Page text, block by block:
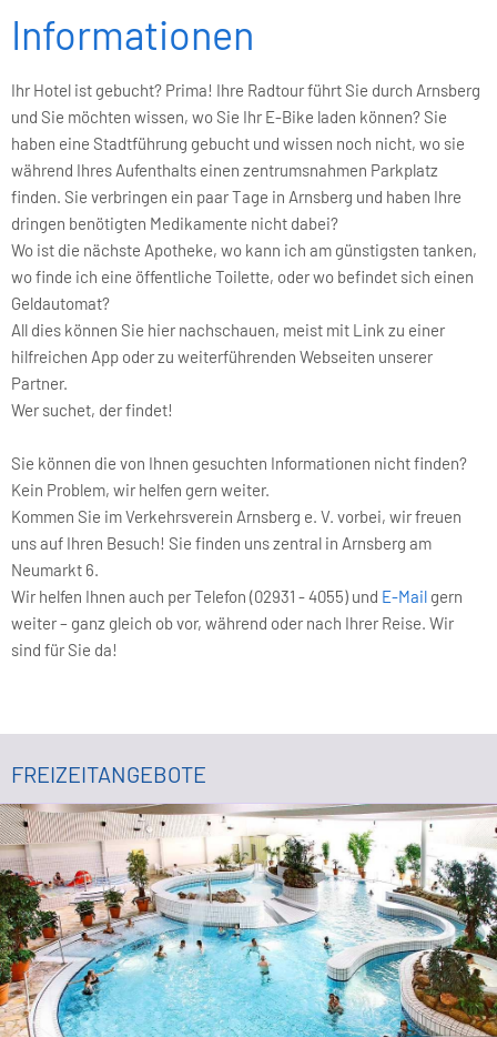
Informationen
Ihr Hotel ist gebucht? Prima! Ihre Radtour führt Sie durch Arnsberg
und Sie möchten wissen, wo Sie Ihr E-Bike laden können? Sie
haben eine Stadtführung gebucht und wissen noch nicht, wo sie
während Ihres Aufenthalts einen zentrumsnahmen Parkplatz
finden. Sie verbringen ein paar Tage in Arnsberg und haben Ihre
dringen benötigten Medikamente nicht dabei?
Wo ist die nächste Apotheke, wo kann ich am günstigsten tanken,
wo finde ich eine öffentliche Toilette, oder wo befindet sich einen
Geldautomat?
All dies können Sie hier nachschauen, meist mit Link zu einer
hilfreichen App oder zu weiterführenden Webseiten unserer
Partner.
Wer suchet, der findet!
Sie können die von Ihnen gesuchten Informationen nicht finden?
Kein Problem, wir helfen gern weiter.
Kommen Sie im Verkehrsverein Arnsberg e. V. vorbei, wir freuen
uns auf Ihren Besuch! Sie finden uns zentral in Arnsberg am
Neumarkt 6.
Wir helfen Ihnen auch per Telefon (02931 - 4055) und E-Mail gern
weiter – ganz gleich ob vor, während oder nach Ihrer Reise. Wir
sind für Sie da!
FREIZEITANGEBOTE